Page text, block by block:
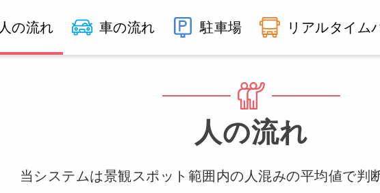
人の流れ 車の流れ 駐車場 リアルタイム
人の流れ
当システムは景観スポット範囲内の人混みの平均値で判